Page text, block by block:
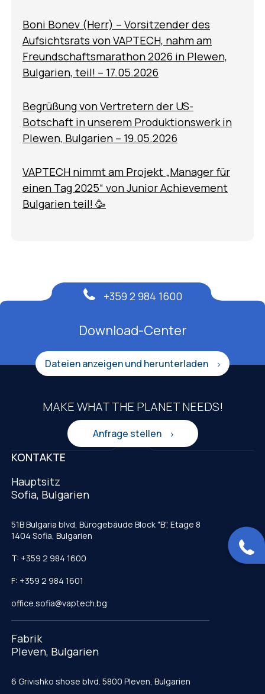
Boni Bonev (Herr) – Vorsitzender des
Aufsichtsrats von VAPTECH, nahm am
Freundschaftsmarathon 2026 in Plewen,
Bulgarien, teil! – 17.05.2026
Begrüßung von Vertretern der US-
Botschaft in unserem Produktionswerk in
Plewen, Bulgarien – 19.05.2026
VAPTECH nimmt am Projekt „Manager für
einen Tag 2025“ von Junior Achievement
Bulgarien teil! 🥳
Download-Center
Dateien anzeigen und herunterladen
+359 2 984 1600
MAKE WHAT THE PLANET NEEDS!
Anfrage stellen
KONTAKTE
Hauptsitz
Sofia, Bulgarien
51B Bulgaria blvd, Bürogebäude Block "B", Etage 8
1404 Sofia, Bulgarien
T: +359 2 984 1600
F: +359 2 984 1601
office.sofia@vaptech.bg
Fabrik
Pleven, Bulgarien
6 Grivishko shose blvd. 5800 Pleven, Bulgarien